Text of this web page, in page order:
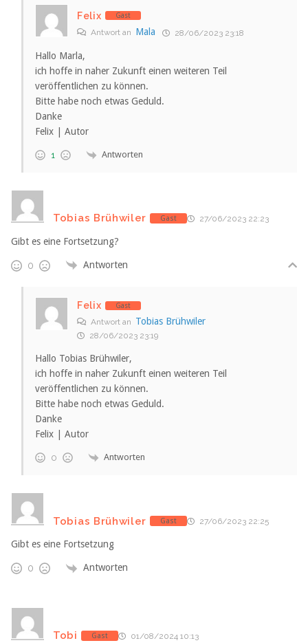
Felix Gast
Antwort an Mala 28/06/2023 23:18
Hallo Marla,
ich hoffe in naher Zukunft einen weiteren Teil
veröffentlichen zu können.
Bitte habe noch etwas Geduld.
Danke
Felix | Autor
1 Antworten
Tobias Brühwiler Gast 27/06/2023 22:23
Gibt es eine Fortsetzung?
0 Antworten
Felix Gast
Antwort an Tobias Brühwiler
28/06/2023 23:19
Hallo Tobias Brühwiler,
ich hoffe in naher Zukunft einen weiteren Teil
veröffentlichen zu können.
Bitte habe noch etwas Geduld.
Danke
Felix | Autor
0 Antworten
Tobias Brühwiler Gast 27/06/2023 22:25
Gibt es eine Fortsetzung
0 Antworten
Tobi Gast 01/08/2024 10:13